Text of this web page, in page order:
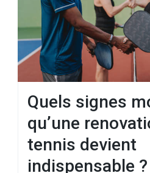
Quels signes
qu’une
tennis devient
indispensable ?